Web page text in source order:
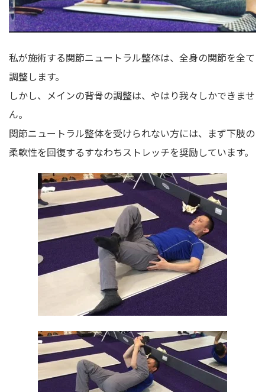
私が施術する関節ニュートラル整体は、全身の関節を全て
調整します。
しかし、メインの背骨の調整は、やはり我々しかできませ
ん。
関節ニュートラル整体を受けられない方には、まず下肢の
柔軟性を回復するすなわちストレッチを奨励しています。